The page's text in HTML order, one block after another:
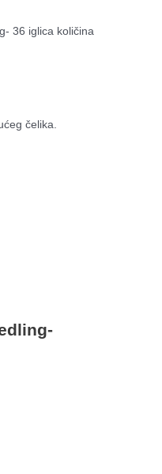
36 iglica količina
čelika.